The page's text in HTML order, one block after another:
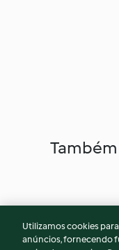
Utilizamos cookies
anúncios, fornecendo